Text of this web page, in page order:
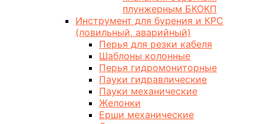
плунжерным БКОКП
Инструмент для бурения и КРС
(ловильный, аварийный)
Перья для резки кабеля
Шаблоны колонные
Перья гидромониторные
Пауки гидравлические
Пауки механические
Желонки
Ерши механические